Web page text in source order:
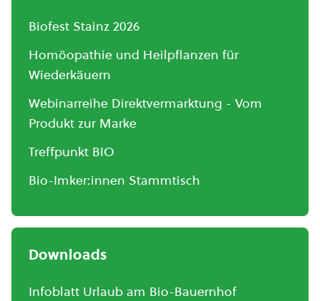
Biofest Stainz 2026
Homöopathie und Heilpflanzen für
Wiederkäuern
Webinarreihe Direktvermarktung - Vom
Produkt zur Marke
Treffpunkt BIO
Bio-Imker:innen Stammtisch
Downloads
Infoblatt Urlaub am Bio-Bauernhof